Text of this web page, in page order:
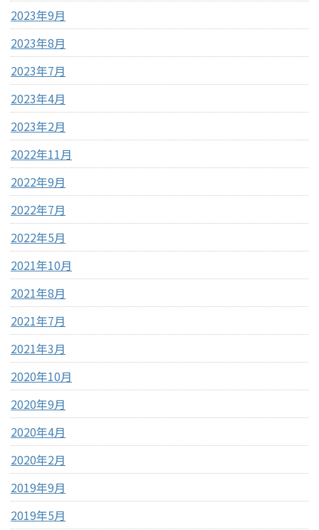
2023年9月
2023年8月
2023年7月
2023年4月
2023年2月
2022年11月
2022年9月
2022年7月
2022年5月
2021年10月
2021年8月
2021年7月
2021年3月
2020年10月
2020年9月
2020年4月
2020年2月
2019年9月
2019年5月